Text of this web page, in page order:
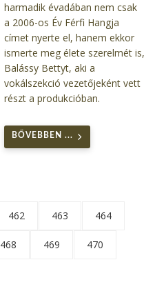
harmadik évadában nem csak
a 2006-os Év Férfi Hangja
címet nyerte el, hanem ekkor
ismerte meg élete szerelmét is,
Balássy Bettyt, aki a
vokálszekció vezetőjeként vett
részt a produkcióban.
BŐVEBBEN ...
462 463 464
468 469 470